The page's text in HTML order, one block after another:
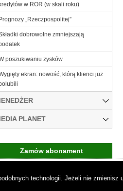
w ROR (w skali roku)
„Rzeczpospolitej”
dobrowolne zmniejszają
poszukiwaniu zysków
ekran: nowość, którą klienci już
PLANET
Zamów abonament
technologii. Jeżeli nie